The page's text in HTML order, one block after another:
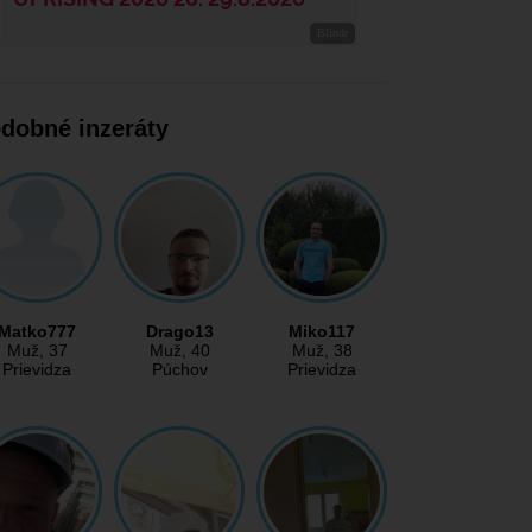
inzeráty
Muž, 37
Prievidza
Drago13
Muž, 40
Púchov
Miko117
Muž, 38
Prievidza